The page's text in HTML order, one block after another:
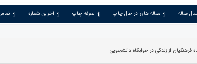
مقاله مقاله های در حال چاپ تعرفه چاپ آخرین شماره
فرهنگيان از زندگي در خوابگاه دانشجويي